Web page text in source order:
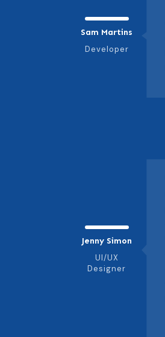
Sam Martins
Developer
Jenny Simon
UI/UX
Designer